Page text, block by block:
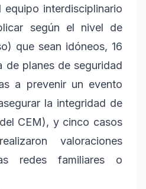
interdisciplinario
según el nivel de
que sean idóneos, 16
de planes de seguridad
a prevenir un evento
la integridad de
CEM), y cinco casos
valoraciones
redes familiares o